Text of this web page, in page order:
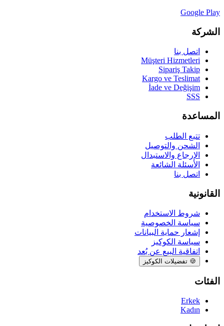
Google Play
الشركة
اتصل بنا
Müşteri Hizmetleri
Sipariş Takip
Kargo ve Teslimat
İade ve Değişim
SSS
المساعدة
تتبع الطلب
الشحن والتوصيل
الإرجاع والاستبدال
الأسئلة الشائعة
اتصل بنا
القانونية
شروط الاستخدام
سياسة الخصوصية
إشعار حماية البيانات
سياسة الكوكيز
اتفاقية البيع عن بُعد
🍪 تفضيلات الكوكيز
الفئات
Erkek
Kadın